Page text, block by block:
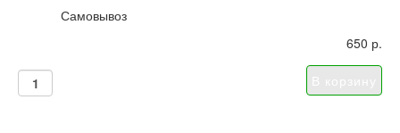
Самовывоз
650 р.